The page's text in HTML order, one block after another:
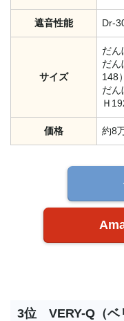
遮音性能 Dr-
サイズ
だん
だん
148）
だん
Ｈ
価格 約8
3位 VERY-Q（ベ